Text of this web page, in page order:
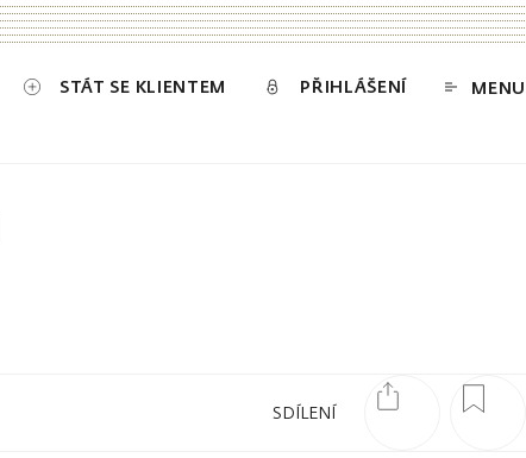
STÁT SE KLIENTEM PŘIHLÁŠENÍ MENU
SDÍLENÍ